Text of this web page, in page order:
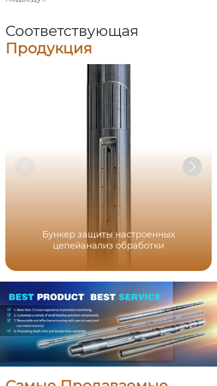
Соответствующая
Продукция
Бункер защиты настроенных
цепейанализ обработки